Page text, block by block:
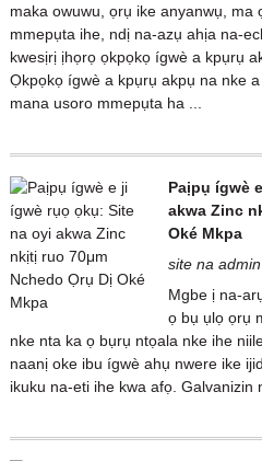
maka owuwu, ọrụ ike anyanwụ, ma
mmepụta ihe, ndị na-azụ ahịa na-
kwesịrị ịhọrọ ọkpọkọ ígwè a kpụrụ
Ọkpọkọ ígwè a kpụrụ akpụ na nke
mana usoro mmepụta ha ...
Paịpụ ígwè
akwa Zinc
Oké Mkpa
site na
Mgbe ị na-
ọ bụ ụlọ ọrụ
nke nta ka ọ bụrụ ntọala nke ihe
naanị oke ibu ígwè ahụ nwere ike
ikuku na-eti ihe kwa afọ. Galvanizin